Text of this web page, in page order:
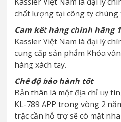
chất lượng tại công ty chúng
Cam kết hàng chính hãng
Kassler Việt Nam là đại lý
cung cấp sản phẩm Khóa
hàng xách tay.
Chế độ bảo hành tốt
Bản thân là một địa chỉ uy
KL-789 APP trong vòng 2
trặc cần hỗ trợ sẽ có mặt